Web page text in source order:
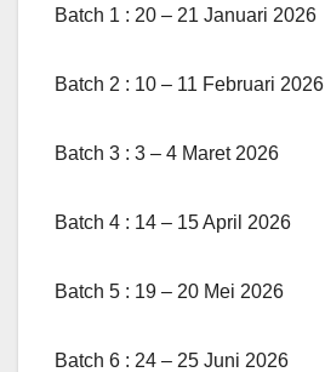
Batch 1 : 20 – 21 Januari 2026
Batch 2 : 10 – 11 Februari 2026
Batch 3 : 3 – 4 Maret 2026
Batch 4 : 14 – 15 April 2026
Batch 5 : 19 – 20 Mei 2026
Batch 6 : 24 – 25 Juni 2026